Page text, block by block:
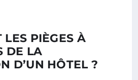
LES PIÈGES À
DE LA
D’UN HÔTEL ?